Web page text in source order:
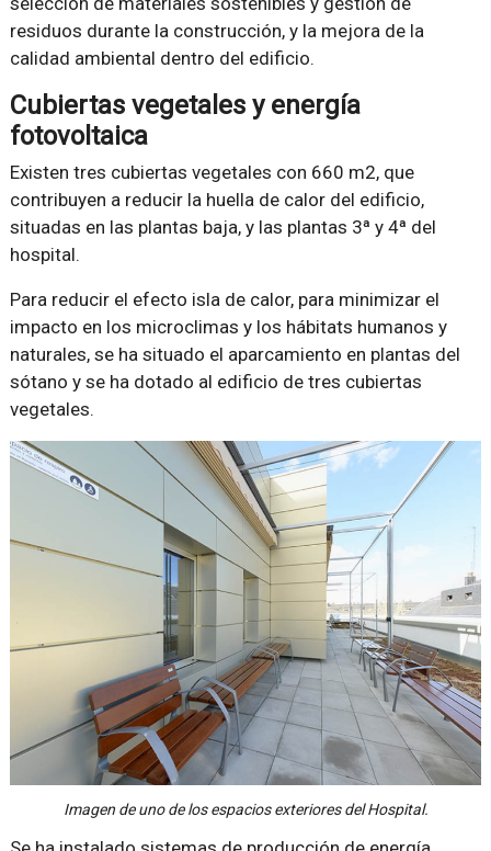
residuos durante la construcción, y la mejora de la
calidad ambiental dentro del edificio.
Cubiertas vegetales y energía
fotovoltaica
Existen tres cubiertas vegetales con 660 m2, que
contribuyen a reducir la huella de calor del edificio,
situadas en las plantas baja, y las plantas 3ª y 4ª del
hospital.
Para reducir el efecto isla de calor, para minimizar el
impacto en los microclimas y los hábitats humanos y
naturales, se ha situado el aparcamiento en plantas del
sótano y se ha dotado al edificio de tres cubiertas
vegetales.
Imagen de uno de los espacios exteriores del Hospital.